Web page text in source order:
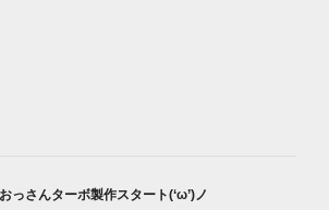
っさんターボ製作スタート(‘ω’)ノ